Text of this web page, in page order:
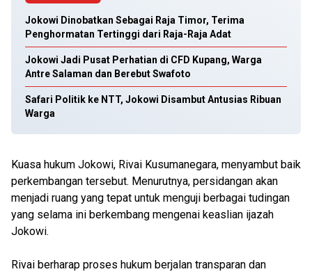
Jokowi Dinobatkan Sebagai Raja Timor, Terima
Penghormatan Tertinggi dari Raja-Raja Adat
Jokowi Jadi Pusat Perhatian di CFD Kupang, Warga
Antre Salaman dan Berebut Swafoto
Safari Politik ke NTT, Jokowi Disambut Antusias Ribuan
Warga
Kuasa hukum Jokowi, Rivai Kusumanegara, menyambut baik
perkembangan tersebut. Menurutnya, persidangan akan
menjadi ruang yang tepat untuk menguji berbagai tudingan
yang selama ini berkembang mengenai keaslian ijazah
Jokowi.
Rivai berharap proses hukum berjalan transparan dan